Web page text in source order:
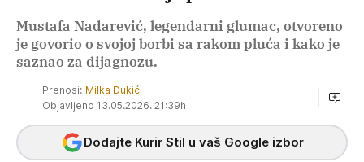
Mustafa Nadarević, legendarni glumac, otvoreno
je govorio o svojoj borbi sa rakom pluća i kako je
saznao za dijagnozu.
Prenosi: Milka Đukić
Objavljeno 13.05.2026. 21:39h
Dodajte Kurir Stil u vaš Google izbor